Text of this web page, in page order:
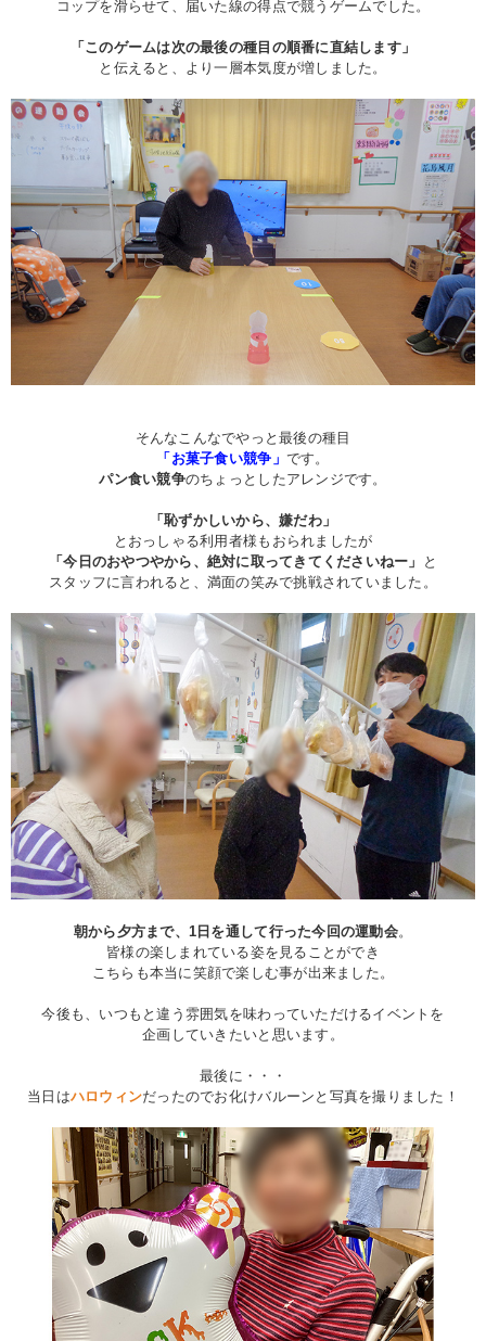
コップを滑らせて、届いた線の得点で競うゲームでした。
「このゲームは次の最後の種目の順番に直結します」
と伝えると、より一層本気度が増しました。
そんなこんなでやっと最後の種目
「お菓子食い競争」 です。
パン食い競争のちょっとしたアレンジです。
「恥ずかしいから、嫌だわ」
とおっしゃる利用者様もおられましたが
「今日のおやつやから、絶対に取ってきてくださいねー」
と
スタッフに言われると、満面の笑みで挑戦されていました。
朝から夕方まで、1日を通して行った今回の運動会。
皆様の楽しまれている姿を見ることができ
こちらも本当に笑顔で楽しむ事が出来ました。
今後も、いつもと違う雰囲気を味わっていただけるイベントを
企画していきたいと思います。
最後に・・・
当日はハロウィンだったのでお化けバルーンと写真を撮りました！